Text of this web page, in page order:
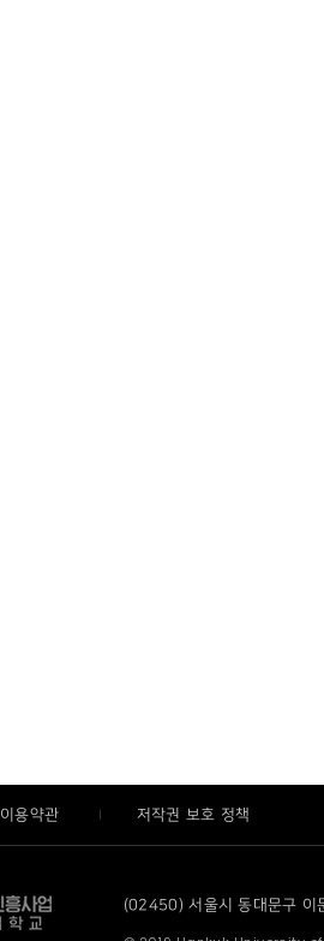
이용약관 저작권 보호 정책
(02450) 서울시 동대문구